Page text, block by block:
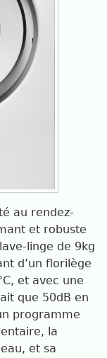
au rendez-
et robuste
linge de 9kg
d’un florilège
et avec une
que 50dB en
programme
la
et sa